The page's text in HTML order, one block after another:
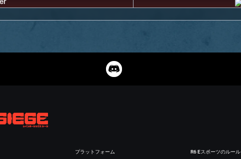
プラットフォーム R6 Eスポーツのルール